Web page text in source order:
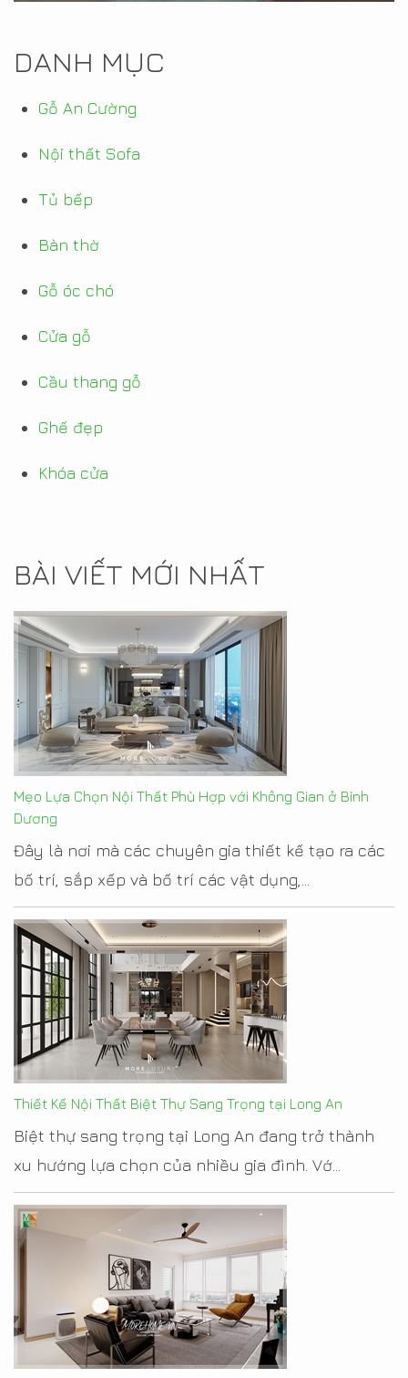
DANH MỤC
Gỗ An Cường
Nội thất Sofa
Tủ bếp
Bàn thờ
Gỗ óc chó
Cửa gỗ
Cầu thang gỗ
Ghế đẹp
Khóa cửa
BÀI VIẾT MỚI NHẤT
Mẹo Lựa Chọn Nội Thất Phù Hợp với Không Gian ở Bình
Dương
Đây là nơi mà các chuyên gia thiết kế tạo ra các
bố trí, sắp xếp và bố trí các vật dụng,...
Thiết Kế Nội Thất Biệt Thự Sang Trọng tại Long An
Biệt thự sang trọng tại Long An đang trở thành
xu hướng lựa chọn của nhiều gia đình. Vớ...